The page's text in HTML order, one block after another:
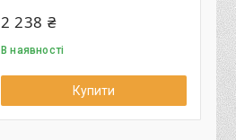
2 238 ₴
В наявності
Купити